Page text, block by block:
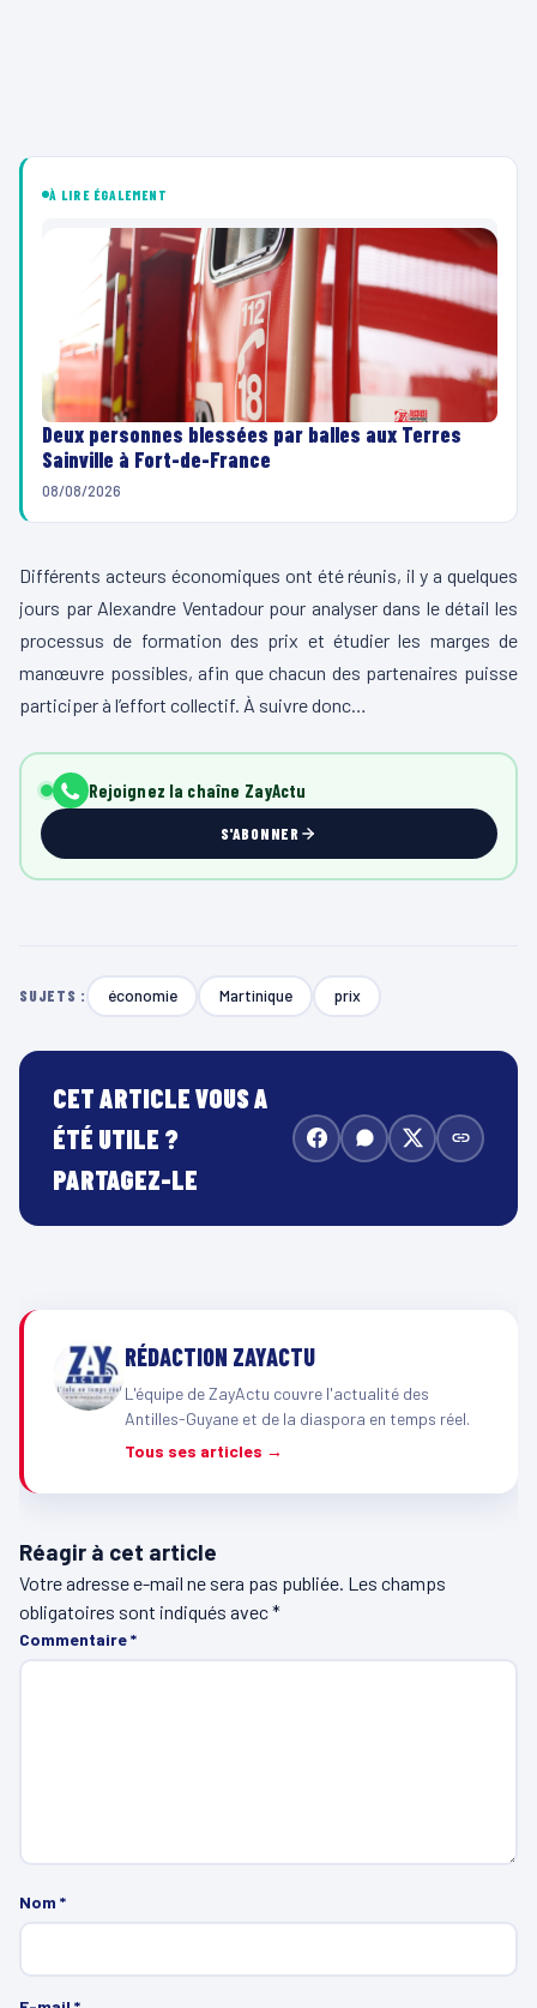
À LIRE ÉGALEMENT
Deux personnes blessées par balles aux Terres
Sainville à Fort-de-France
08/08/2026
Différents acteurs économiques ont été réunis, il y a quelques
jours par Alexandre Ventadour pour analyser dans le détail les
processus de formation des prix et étudier les marges de
manœuvre possibles, afin que chacun des partenaires puisse
participer à l’effort collectif. À suivre donc…
Rejoignez la chaîne ZayActu
S'ABONNER
SUJETS : économie Martinique prix
CET ARTICLE VOUS A
ÉTÉ UTILE ?
PARTAGEZ-LE
RÉDACTION ZAYACTU
L'équipe de ZayActu couvre l'actualité des
Antilles-Guyane et de la diaspora en temps réel.
Tous ses articles →
Réagir à cet article
Votre adresse e-mail ne sera pas publiée. Les champs
obligatoires sont indiqués avec*
Commentaire*
Nom *